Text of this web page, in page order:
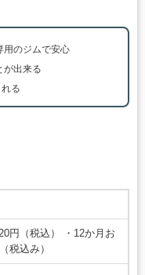
用のジムで安心
が出来る
る
円（税込） ・12か月お
税込み）